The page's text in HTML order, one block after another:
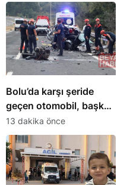
Bolu’da karşı şeride
geçen otomobil, başka
bir araçla çarpıştı: 1 ölü,
2 ağır yaralı
13 dakika önce